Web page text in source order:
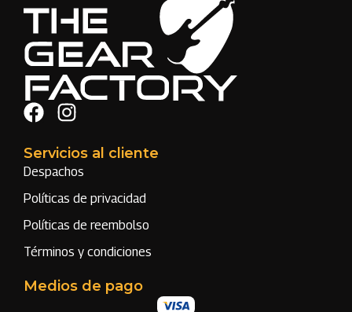
Servicios al cliente
Despachos
Políticas de privacidad
Políticas de reembolso
Términos y condiciones
Medios de pago